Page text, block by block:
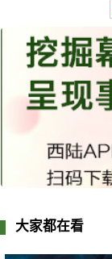
大家都在看